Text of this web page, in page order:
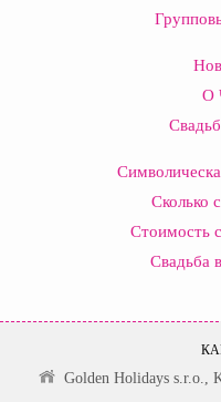
О
Сколько
Стоимость
Свадьба
Golden Holidays s.r.o.,